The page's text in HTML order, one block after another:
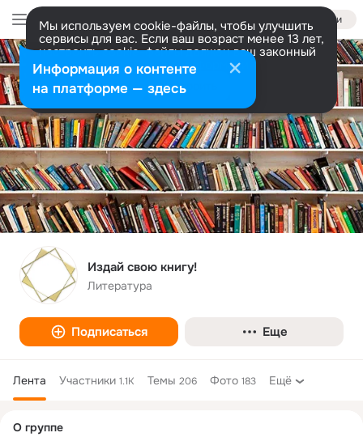
Войти
Мы используем cookie-файлы, чтобы улучшить
сервисы для вас. Если ваш возраст менее 13 лет,
настроить cookie-файлы должен ваш законный
представитель. Больше информации
Разрешить все Настроить
Издай свою книгу!
Литература
Подписаться Еще
Лента Участники 1.1K Темы 206 Фото 183 Ещё
колонка
О группе
Информация о контенте
на платформе — здесь